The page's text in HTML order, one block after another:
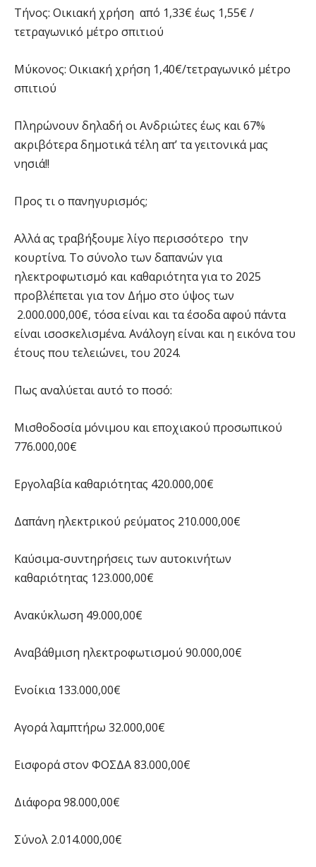
Τήνος: Οικιακή χρήση από 1,33€ έως 1,55€ /
τετραγωνικό μέτρο σπιτιού
Μύκονος: Οικιακή χρήση 1,40€/τετραγωνικό μέτρο
σπιτιού
Πληρώνουν δηλαδή οι Ανδριώτες έως και 67%
ακριβότερα δημοτικά τέλη απ’ τα γειτονικά μας
νησιά!!
Προς τι ο πανηγυρισμός;
Αλλά ας τραβήξουμε λίγο περισσότερο την
κουρτίνα. Το σύνολο των δαπανών για
ηλεκτροφωτισμό και καθαριότητα για το 2025
προβλέπεται για τον Δήμο στο ύψος των
2.000.000,00€, τόσα είναι και τα έσοδα αφού πάντα
είναι ισοσκελισμένα. Ανάλογη είναι και η εικόνα του
έτους που τελειώνει, του 2024.
Πως αναλύεται αυτό το ποσό:
Μισθοδοσία μόνιμου και εποχιακού προσωπικού
776.000,00€
Εργολαβία καθαριότητας 420.000,00€
Δαπάνη ηλεκτρικού ρεύματος 210.000,00€
Καύσιμα-συντηρήσεις των αυτοκινήτων
καθαριότητας 123.000,00€
Ανακύκλωση 49.000,00€
Αναβάθμιση ηλεκτροφωτισμού 90.000,00€
Ενοίκια 133.000,00€
Αγορά λαμπτήρω 32.000,00€
Εισφορά στον ΦΟΣΔΑ 83.000,00€
Διάφορα 98.000,00€
Σύνολ 2.014.000,00€